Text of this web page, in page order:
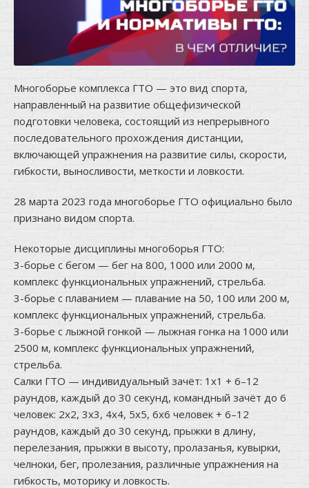
Многоборье комплекса ГТО — это вид спорта,
направленный на развитие общефизической
подготовки человека, состоящий из непрерывного
последовательного прохождения дистанции,
включающей упражнения на развитие силы, скорости,
гибкости, выносливости, меткости и ловкости.
28 марта 2023 года многоборье ГТО официально было
признано видом спорта.
Некоторые дисциплины многоборья ГТО:
3-борье с бегом — бег на 800, 1000 или 2000 м,
комплекс функциональных упражнений, стрельба.
3-борье с плаванием — плавание на 50, 100 или 200 м,
комплекс функциональных упражнений, стрельба.
3-борье с лыжной гонкой — лыжная гонка на 1000 или
2500 м, комплекс функциональных упражнений,
стрельба.
Салки ГТО — индивидуальный зачёт: 1х1 + 6–12
раундов, каждый до 30 секунд, командный зачёт до 6
человек: 2х2, 3х3, 4х4, 5х5, 6х6 человек + 6–12
раундов, каждый до 30 секунд, прыжки в длину,
перелезания, прыжки в высоту, пролазанья, кувырки,
челноки, бег, пролезания, различные упражнения на
гибкость, моторику и ловкость.